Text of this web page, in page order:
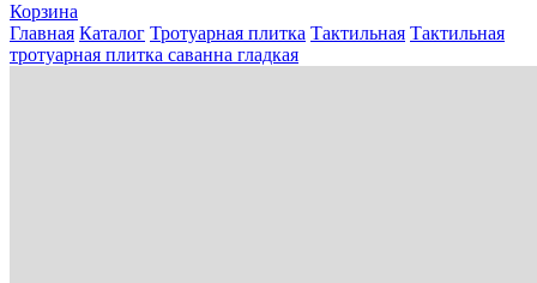
Корзина
Главная Каталог Тротуарная плитка Тактильная Тактильная
тротуарная плитка саванна гладкая